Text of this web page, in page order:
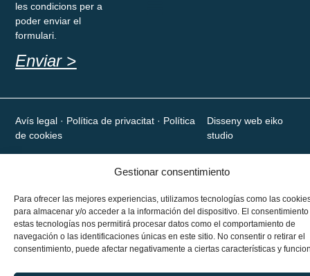
Gestionar consentimiento
Para ofrecer las mejores experiencias, utilizamos tecnologías como las
para almacenar y/o acceder a la información del dispositivo. El
estas tecnologías nos permitirá procesar datos como el comportamiento de
navegación o las identificaciones únicas en este sitio. No consentir o retirar el
consentimiento, puede afectar negativamente a ciertas características y
les condicions per a
poder enviar el
formulari.
Enviar >
Avís legal · Política de privacitat · Política
de cookies
Disseny web eiko
studio